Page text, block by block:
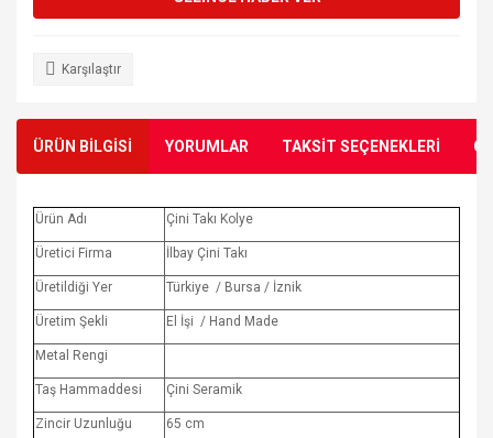
Karşılaştır
ÜRÜN BİLGİSİ YORUMLAR TAKSİT SEÇENEKLERİ
Ürün Adı Çini Takı Kolye
Üretici Firma İlbay Çini Takı
Üretildiği Yer Türkiye / Bursa / İznik
Üretim Şekli El İşi / Hand Made
Metal Rengi
Taş Hammaddesi Çini Seramik
Zincir Uzunluğu 65 cm